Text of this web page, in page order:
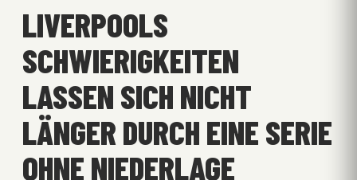
LIVERPOOLS
SCHWIERIGKEITEN
LASSEN SICH NICHT
LÄNGER DURCH EINE SERIE
OHNE NIEDERLAGE